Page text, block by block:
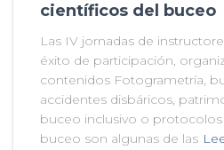
científicos del buceo
Las IV jornadas de
éxito de participación,
contenidos Fotogrametría,
accidentes disbáricos,
buceo inclusivo o
buceo son algunas de las